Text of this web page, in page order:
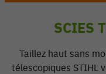
SCIES
Taillez haut sans
télescopiques STIHL